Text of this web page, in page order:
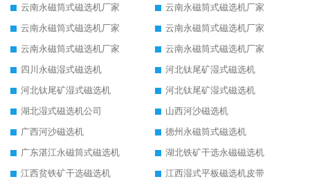
云南永磁筒式磁选机厂家
云南永磁筒式磁选机厂家
云南永磁筒式磁选机厂家
云南永磁筒式磁选机厂家
云南永磁筒式磁选机厂家
云南永磁筒式磁选机厂家
四川永磁湿式磁选机
河北钛尾矿湿式磁选机
河北钛尾矿湿式磁选机
河北钛尾矿湿式磁选机
湖北湿式磁选机公司
山西河沙磁选机
广西河沙磁选机
德州永磁筒式磁选机
广东湛江永磁筒式磁选机
湖北铁矿干选永磁磁选机
江西贫铁矿干选磁选机
江西湿式平板磁选机皮带